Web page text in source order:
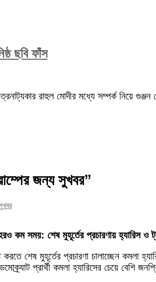
ছবি ফাঁস
রাহুল মোদীর মধ্যে সম্পর্ক নিয়ে
জন্য সুখবর”
কম সময়: শেষ মুহূর্তের প্রচারণায় হ্যারিস ও
করতে শেষ মুহূর্তের প্রচারণা চালাচ্ছেন
প্রার্থী কমলা হ্যারিসের চেয়ে বেশি